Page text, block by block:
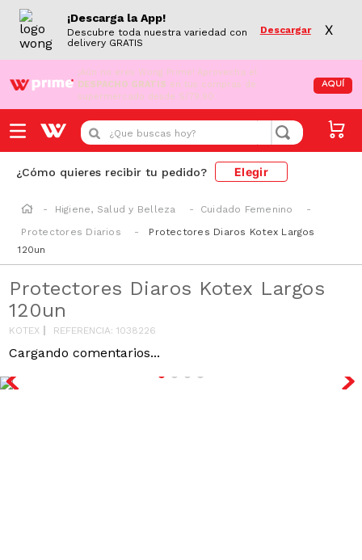
¡Descarga la App!
Descubre toda nuestra variedad con
delivery GRATIS
Descargar X
¡Aún no eres Wong Prime! Aprovecha el
DESPACHO GRATIS en tus compras de
supermercado desde S/79.90
AQUÍ
¿Que buscas hoy?
¿Cómo quieres recibir tu pedido? Elegir
Higiene, Salud y Belleza
Cuidado Femenino
Protectores Diarios
Protectores Diaros Kotex Largos
120un
Protectores Diaros Kotex Largos
120un
KOTEX REFERENCIA:1038226
Cargando comentarios...